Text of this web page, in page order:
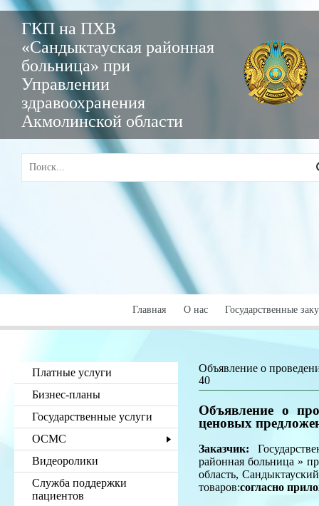
ГКП на ПХВ
«Сандыктауская районная
больница» при
Управлении
здравоохранения
Акмолинской области
Главная О нас Государственные
Платные услуги
Бизнес-планы
Государственные услуги
ОСМС
Видеоролики
Служба поддержки
пациентов
Объявление о
40
Объявление о
ценовых
Заказчик:
районная больница »
область,
товаров:согласно